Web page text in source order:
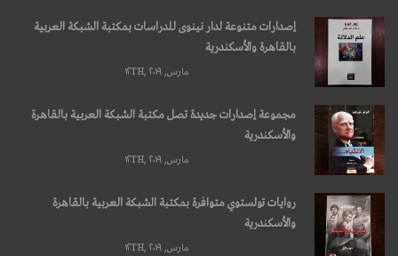
إصدارات متنوعة لدار نينوى للدراسات بمكتبة الشبكة العربية
بالقاهرة والأسكندرية
مارس, ۱۲TH, ۲۰۱۹
مجموعة إصدارات جديدة تصل مكتبة الشبكة العربية بالقاهرة
والأسكندرية
مارس, ۱۲TH, ۲۰۱۹
روايات تولستوي متوافرة بمكتبة الشبكة العربية بالقاهرة
والأسكندرية
مارس, ۱۲TH, ۲۰۱۹